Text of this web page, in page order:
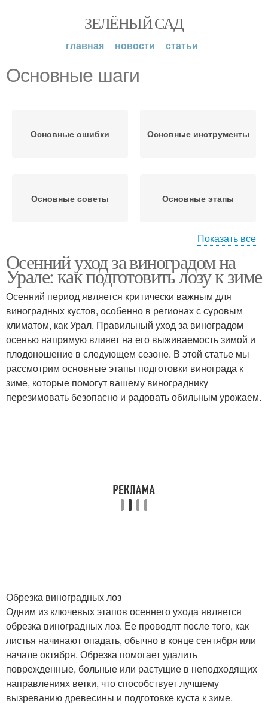
ЗЕЛЁНЫЙ САД
главная новости статьи
Основные шаги
Основные ошибки Основные инструменты
Основные советы Основные этапы
Основные методы Основная цель
Показать все
Осенний уход за виноградом на
Урале: как подготовить лозу к зиме
Осенний период является критически важным для
виноградных кустов, особенно в регионах с суровым
климатом, как Урал. Правильный уход за виноградом
осенью напрямую влияет на его выживаемость зимой и
плодоношение в следующем сезоне. В этой статье мы
рассмотрим основные этапы подготовки винограда к
зиме, которые помогут вашему винограднику
перезимовать безопасно и радовать обильным урожаем.
Обрезка виноградных лоз
Одним из ключевых этапов осеннего ухода является
обрезка виноградных лоз. Ее проводят после того, как
листья начинают опадать, обычно в конце сентября или
начале октября. Обрезка помогает удалить
поврежденные, больные или растущие в неподходящих
направлениях ветки, что способствует лучшему
вызреванию древесины и подготовке куста к зиме.